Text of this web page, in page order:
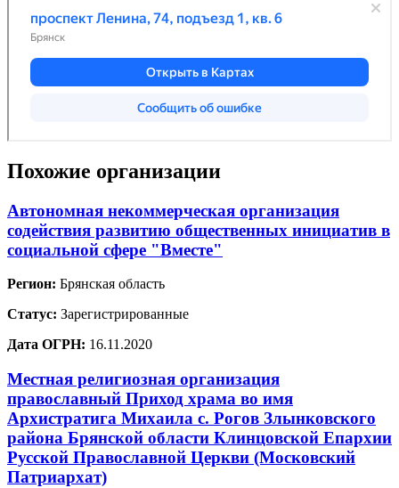
Похожие организации
Автономная некоммерческая организация
содействия развитию общественных инициатив в
социальной сфере "Вместе"
Регион: Брянская область
Статус: Зарегистрированные
Дата ОГРН: 16.11.2020
Местная религиозная организация
православный Приход храма во имя
Архистратига Михаила с. Рогов Злынковского
района Брянской области Клинцовской Епархии
Русской Православной Церкви (Московский
Патриархат)